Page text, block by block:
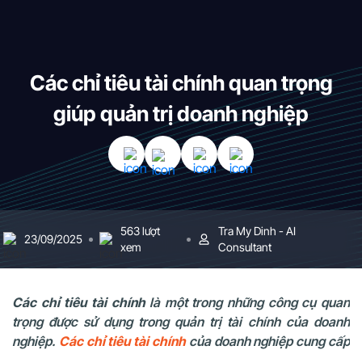
Các chỉ tiêu tài chính quan trọng
giúp quản trị doanh nghiệp
23/09/2025
563 lượt
xem
Tra My Dinh - AI
Consultant
Các chỉ tiêu tài chínhlà một trong những công cụ quan
trọng được sử dụng trong quản trị tài chính của doanh
nghiệp. Các chỉ tiêu tài chínhcủa doanh nghiệp cung cấp